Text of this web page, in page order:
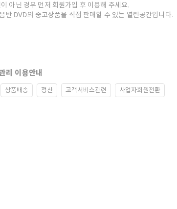
아닌 경우 먼저 회원가입 후 이용해 주세요.
반 DVD의 중고상품을 직접 판매할 수 있는 열린공간입니다.
리 이용안내
상품배송 정산 고객서비스관련 사업자회원전환